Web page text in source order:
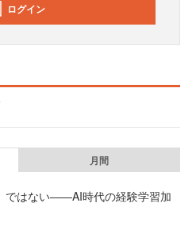
ログイン
月間
ではない——AI時代の経験学習加